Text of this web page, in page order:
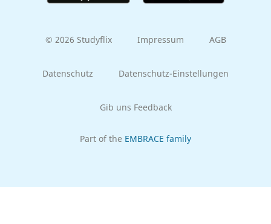
© 2026 Studyflix Impressum AGB
Datenschutz Datenschutz-Einstellungen
Gib uns Feedback
Part of the EMBRACE family